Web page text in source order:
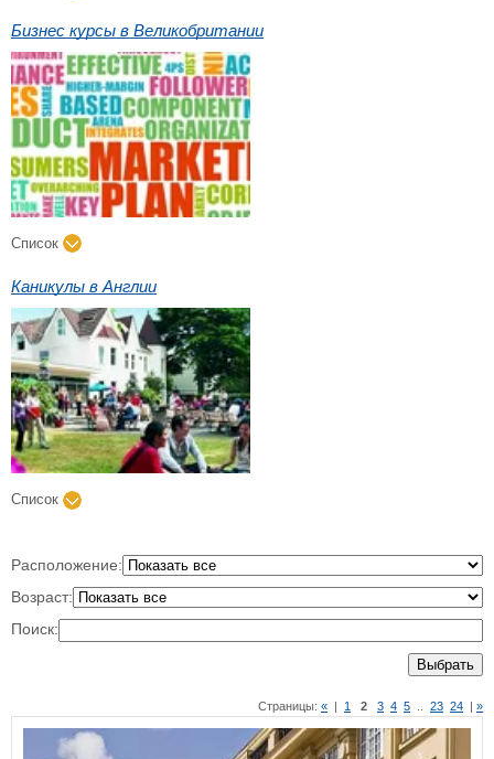
Бизнес курсы в Великобритании
Список
Каникулы в Англии
Список
Расположение:
Возраст:
Поиск:
Выбрать
Страницы: « | 1 2 3 4 5 23 24 | »